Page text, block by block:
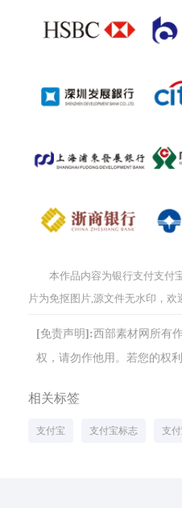
本作品内容为银行支付支付
片为免抠图片,源文件无水印，欢
[免责声明]:西部素材网所有
权，请勿作他用。若您的权
相关标签
支付宝 支付宝标志 支